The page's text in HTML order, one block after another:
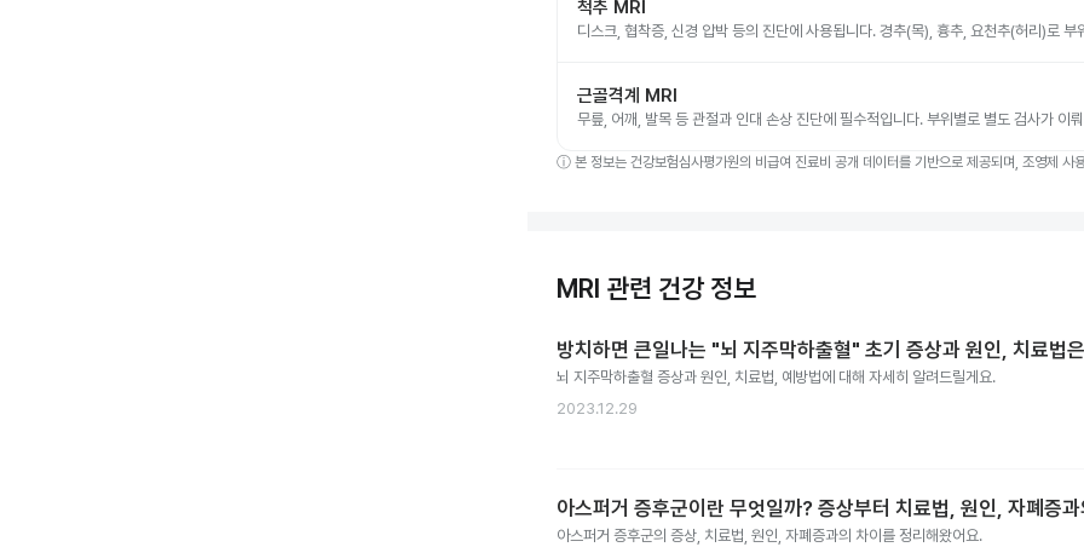
척추 MRI
디스크, 협착증, 신경 압박 등의 진단에 사용됩니다. 경추(목), 흉추, 요천추(허리)로 부
근골격계 MRI
무릎, 어깨, 발목 등 관절과 인대 손상 진단에 필수적입니다. 부위별로 별도 검사가 이
ⓘ 본 정보는 건강보험심사평가원의 비급여 진료비 공개 데이터를 기반으로 제공되며, 조영제
MRI 관련 건강 정보
방치하면 큰일나는 "뇌 지주막하출혈" 초기 증상과 원인, 치료법
뇌 지주막하출혈 증상과 원인, 치료법, 예방법에 대해 자세히 알려드릴게요.
2023.12.29
아스퍼거 증후군이란 무엇일까? 증상부터 치료법, 원인, 자폐증과
아스퍼거 증후군의 증상, 치료법, 원인, 자폐증과의 차이를 정리해왔어요.